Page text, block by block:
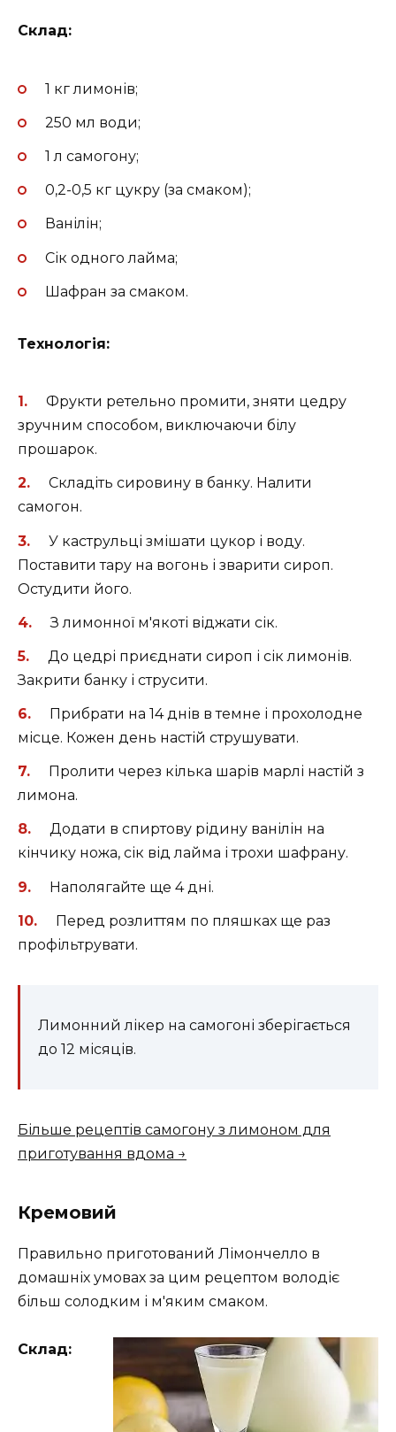
Склад:
1 кг лимонів;
250 мл води;
1 л самогону;
0,2-0,5 кг цукру (за смаком);
Ванілін;
Сік одного лайма;
Шафран за смаком.
Технологія:
Фрукти ретельно промити, зняти цедру
зручним способом, виключаючи білу
прошарок.
Складіть сировину в банку. Налити
самогон.
У каструльці змішати цукор і воду.
Поставити тару на вогонь і зварити сироп.
Остудити його.
З лимонної м'якоті віджати сік.
До цедрі приєднати сироп і сік лимонів.
Закрити банку і струсити.
Прибрати на 14 днів в темне і прохолодне
місце. Кожен день настій струшувати.
Пролити через кілька шарів марлі настій з
лимона.
Додати в спиртову рідину ванілін на
кінчику ножа, сік від лайма і трохи шафрану.
Наполягайте ще 4 дні.
Перед розлиттям по пляшках ще раз
профільтрувати.
Лимонний лікер на самогоні зберігається
до 12 місяців.
Більше рецептів самогону з лимоном для
приготування вдома →
Кремовий
Правильно приготований Лімончелло в
домашніх умовах за цим рецептом володіє
більш солодким і м'яким смаком.
Склад: